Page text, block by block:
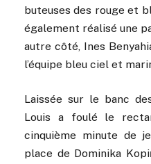
buteuses des rouge et
également réalisé une
autre côté, Ines
l’équipe bleu ciel et
Laissée sur le banc
Louis a foulé le
cinquième minute de
place de Dominika